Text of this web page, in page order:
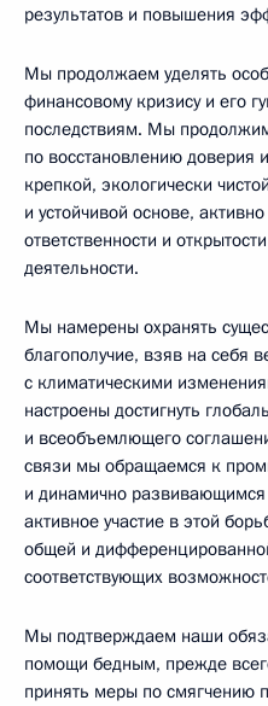
результатов и повышения
Мы продолжаем уделять
финансовому кризису и его
последствиям. Мы
по восстановлению доверия
крепкой, экологически
и устойчивой основе,
ответственности и
деятельности.
Мы намерены охранять
благополучие, взяв на себя
с климатическими
настроены достигнуть
и всеобъемлющего
связи мы обращаемся к
и динамично
активное участие в этой
общей и
соответствующих
Мы подтверждаем наши
помощи бедным, прежде
принять меры по смягчению